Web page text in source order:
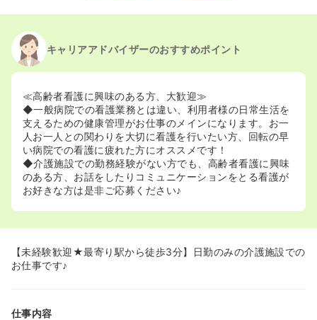
キャリアアドバイザーのおすすめポイント
≪高齢者看護に興味のある方、大歓迎≫
◆一般病院での看護業務とは違い、利用者様の日常生活を
支えるための健康管理がお仕事のメインになります。お一
人お一人との関わりを大切に看護を行いたい方、回転の早
い病院での看護に疲れた方にオススメです！
◆介護施設での勤務経験がない方でも、高齢者看護に興味
のある方、お話をしたりコミュニケーションをとる看護が
お好きな方は是非ご応募ください♪
【未経験歓迎★最寄り駅から徒歩3分】日勤のみの介護施設での
お仕事です♪
仕事内容